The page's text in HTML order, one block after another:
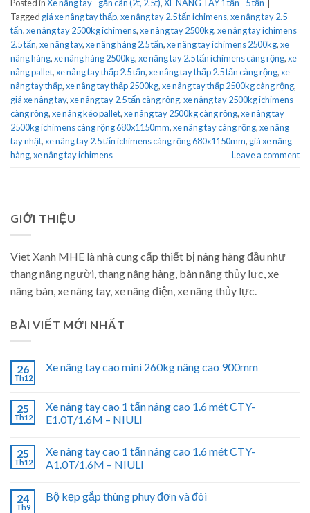
Posted in Xe nâng tay - gắn cân (2t, 2.5t), XE NÂNG TAY 1 tấn - 5 tấn
Tagged giá xe nâng tay thấp,xe nâng tay 2.5 tấn ichimens,xe nâng tay 2.5
tấn,xe nâng tay 2500kg ichimens,xe nâng tay 2500kg,xe nâng tay ichimens
2.5 tấn,xe nâng tay,xe nâng hàng 2.5 tấn,xe nâng tay ichimens 2500kg,xe
nâng hàng,xe nâng hàng 2500kg,xe nâng tay 2.5 tấn ichimens càng rộng,xe
nâng pallet,xe nâng tay thấp 2.5 tấn,xe nâng tay thấp 2.5 tấn càng rộng,xe
nâng tay thấp,xe nâng tay thấp 2500kg,xe nâng tay thấp 2500kg càng rộng,
giá xe nâng tay,xe nâng tay 2.5 tấn càng rộng,xe nâng tay 2500kg ichimens
càng rộng,xe nâng kéo pallet,xe nâng tay 2500kg càng rộng,xe nâng tay
2500kg ichimens càng rộng 680x1150mm,xe nâng tay càng rộng,xe nâng
tay nhật,xe nâng tay 2.5 tấn ichimens càng rộng 680x1150mm, giá xe nâng
hàng,xe nâng tay ichimens Leave a comment
GIỚI THIỆU
Viet Xanh MHE là nhà cung cấp thiết bị nâng hàng đầu như
thang nâng người, thang nâng hàng, bàn nâng thủy lực, xe
nâng bàn, xe nâng tay, xe nâng điện, xe nâng thủy lực.
BÀI VIẾT MỚI NHẤT
26
Th12
Xe nâng tay cao mini 260kg nâng cao 900mm
25
Th12
Xe nâng tay cao 1 tấn nâng cao 1.6 mét CTY-
E1.0T/1.6M – NIULI
25
Th12
Xe nâng tay cao 1 tấn nâng cao 1.6 mét CTY-
A1.0T/1.6M – NIULI
24
Th9
Bộ kẹp gắp thùng phuy đơn và đôi